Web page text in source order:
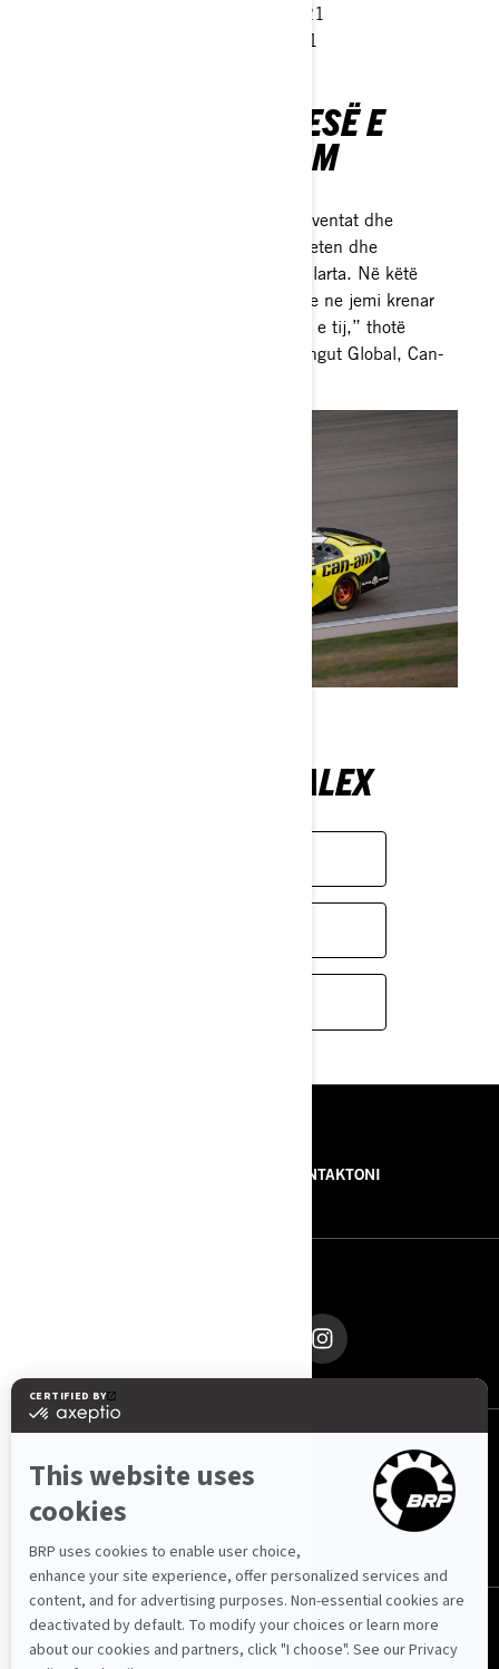
Talladega, Alabama, 2 Tetor, 2021
Fort Worth, Texas, 16 Tetor, 2021
GARIMI ËSHTË PJESË E
DNA-SË SË CAN-AM
"Ne jemi një markë që sfidon konventat dhe
feston aftësinë për të kapërcyer veten dhe
ambicien për të arritur qëllime të larta. Në këtë
mënyrë, Alex ndan vlerat tona dhe ne jemi krenar
që e mbështesim atë në karrierën e tij,” thotë
Julie Tourville, Drejtore e Marketingut Global, Can-
PËRCJELLE ALEX
NA KONTAKTONI
Shqipëri (shqip)